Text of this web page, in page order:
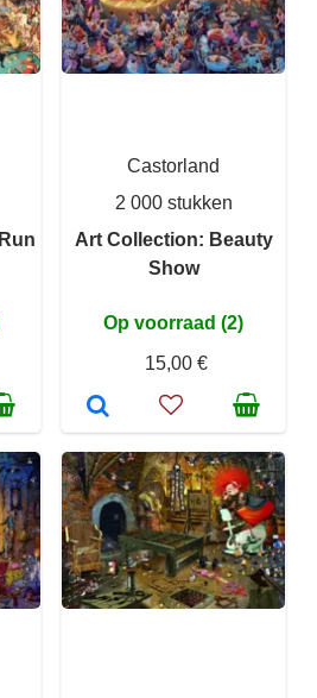
Castorland
2 000 stukken
Art Collection: Beauty
Show
Op voorraad (2)
15,00 €